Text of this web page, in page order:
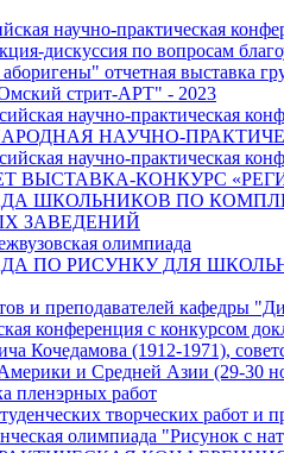
научно-практическая
дискуссия по вопросам
отчетная выставка
стрит-АРТ" - 2023
научно-практическая
НАУЧНО-
научно-практическая
ВЫСТАВКА-КОНКУРС
ШКОЛЬНИКОВ ПО
ЗАВЕДЕНИЙ
олимпиада
ПО РИСУНКУ ДЛЯ
и преподавателей кафедры
конференция с конкурсом
Кочедамова (1912-1971),
и Средней Азии (29-30
пленэрных работ
творческих работ
олимпиада "Рисунок с